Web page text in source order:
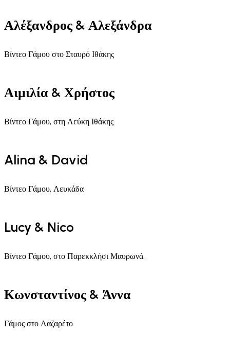
Αλέξανδρος & Αλεξάνδρα
Βίντεο Γάμου στο Σταυρό Ιθάκης
Αιμιλία & Χρήστος
Βίντεο Γάμου, στη Λεύκη Ιθάκης.
Alina & David
Βίντεο Γάμου, Λευκάδα
Lucy & Nico
Βίντεο Γάμου, στο Παρεκκλήσι Μαυρωνά.
Κωνσταντίνος & Άννα
Γάμος στο Λαζαρέτο